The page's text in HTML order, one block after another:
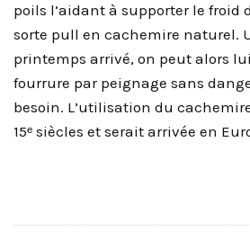
poils l’aidant à supporter le froid
sorte pull en cachemire naturel.
printemps arrivé, on peut alors
fourrure par peignage sans
besoin. L’utilisation du
15ᵉ siècles et serait arrivée en